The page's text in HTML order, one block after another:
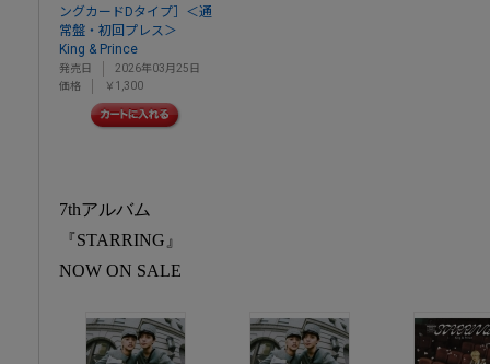
ングカードDタイプ］＜通
常盤・初回プレス＞
King & Prince
発売日
2026年03月25日
価格
￥1,300
7thアルバム
『STARRING』
NOW ON SALE